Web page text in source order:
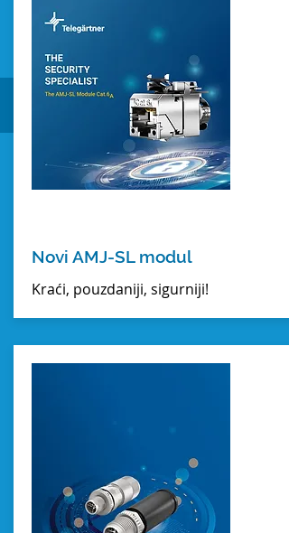
PODRŠKA
Detaljnije
primenu konekcionih rešenja u
poslovnim zgradama, Edge data
centrima, fabrikama...
DETALJNIJE
Novi AMJ-SL modul
Kraći, pouzdaniji, sigurniji!